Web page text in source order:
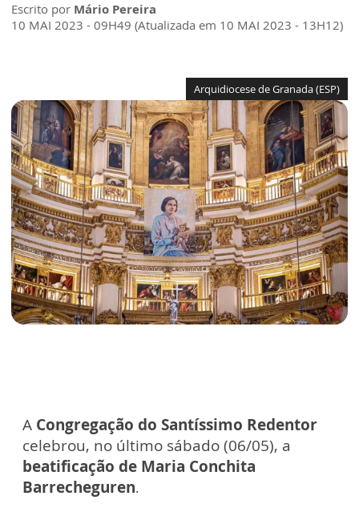
Escrito por Mário Pereira
10 MAI 2023 - 09H49 (Atualizada em 10 MAI 2023 - 13H12)
Arquidiocese de Granada (ESP)
A Congregação do Santíssimo Redentor
celebrou, no último sábado (06/05), a
beatificação de Maria Conchita
Barrecheguren.